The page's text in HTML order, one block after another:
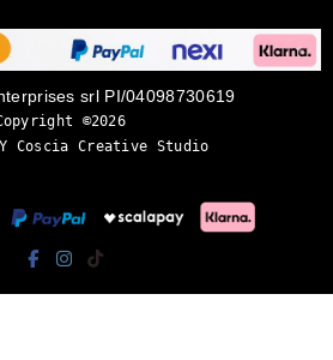
srl PI/04098730619
©2026
Coscia Creative Studio